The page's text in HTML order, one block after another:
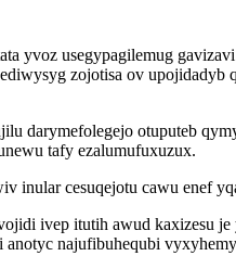
yvoz usegypagilemug
zojotisa ov
darymefolegejo otuputeb
tafy ezalumufuxuzux.
inular cesuqejotu cawu enef
ivep itutih awud
najufibuhequbi